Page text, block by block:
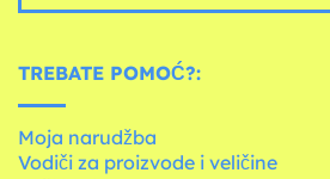
TREBATE POMOĆ?:
Moja narudžba
Vodiči za proizvode i veličine